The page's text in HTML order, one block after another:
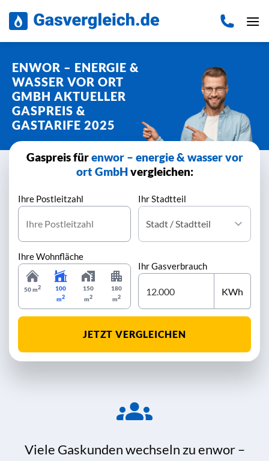
Inhalt
ENWOR – ENERGIE &
WASSER VOR ORT
GMBH AKTUELLER
GASPREIS &
GASTARIFE 2025
Gaspreis fürenwor – energie & wasser vor
ort GmbHvergleichen:
Ihre Postleitzahl Ihr Stadtteil
Ihre Wohnfläche
50 m2
100
m2
150
m2
180
m2
Ihr Gasverbrauch
KWh
JETZT VERGLEICHEN
Viele Gaskunden wechseln zu enwor –